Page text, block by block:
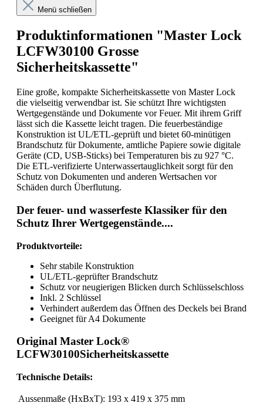
Menü schließen
Produktinformationen "Master Lock
LCFW30100 Grosse
Sicherheitskassette"
Eine große, kompakte Sicherheitskassette von Master Lock
die vielseitig verwendbar ist. Sie schützt Ihre wichtigsten
Wertgegenstände und Dokumente vor Feuer. Mit ihrem Griff
lässt sich die Kassette leicht tragen. Die feuerbeständige
Konstruktion ist UL/ETL-geprüft und bietet 60-minütigen
Brandschutz für Dokumente, amtliche Papiere sowie digitale
Geräte (CD, USB-Sticks) bei Temperaturen bis zu 927 °C.
Die ETL-verifizierte Unterwassertauglichkeit sorgt für den
Schutz von Dokumenten und anderen Wertsachen vor
Schäden durch Überflutung.
Der feuer- und wasserfeste Klassiker für den
Schutz Ihrer Wertgegenstände....
Produktvorteile:
Sehr stabile Konstruktion
UL/ETL-geprüfter Brandschutz
Schutz vor neugierigen Blicken durch Schlüsselschloss
Inkl. 2 Schlüssel
Verhindert außerdem das Öffnen des Deckels bei Brand
Geeignet für A4 Dokumente
Original Master Lock®
LCFW30100Sicherheitskassette
Technische Details:
Aussenmaße (HxBxT): 193 x 419 x 375 mm